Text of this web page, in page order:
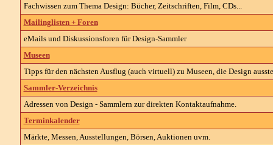
Fachwissen zum Thema Design: Bücher, Zeitschriften, Film, CDs...
Mailinglisten + Foren
eMails und Diskussionsforen für Design-Sammler
Museen
Tipps für den nächsten Ausflug (auch virtuell) zu Museen, die Design
Sammler-Verzeichnis
Adressen von Design - Sammlern zur direkten Kontaktaufnahme.
Terminkalender
Märkte, Messen, Ausstellungen, Börsen, Auktionen uvm.